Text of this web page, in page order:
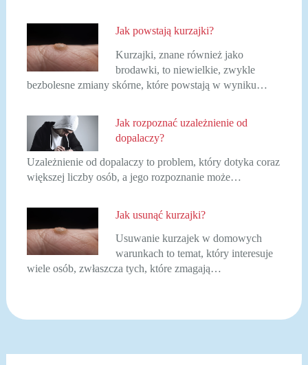
Jak powstają kurzajki?
Kurzajki, znane również jako
brodawki, to niewielkie, zwykle
bezbolesne zmiany skórne, które powstają w wyniku…
Jak rozpoznać uzależnienie od
dopalaczy?
Uzależnienie od dopalaczy to problem, który dotyka coraz
większej liczby osób, a jego rozpoznanie może…
Jak usunąć kurzajki?
Usuwanie kurzajek w domowych
warunkach to temat, który interesuje
wiele osób, zwłaszcza tych, które zmagają…